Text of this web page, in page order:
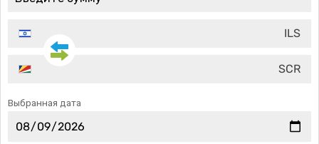
ILS
SCR
Выбранная дата